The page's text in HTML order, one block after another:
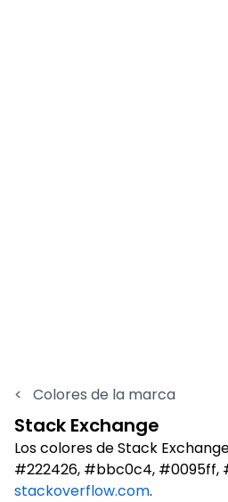
< Colores de la marca
Stack Exchange
Los colores de Stack
#222426, #bbc0c4, #0095ff,
stackoverflow.com.